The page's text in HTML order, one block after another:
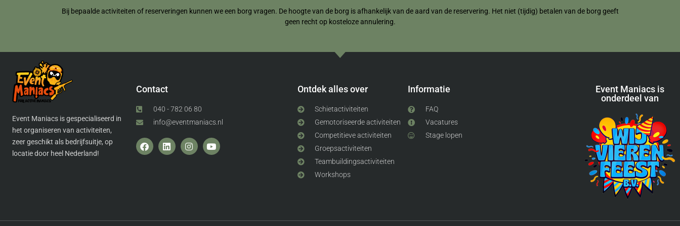
Bij bepaalde activiteiten of reserveringen kunnen we een borg vragen. De hoogte van de borg is afhankelijk van de aard van de reservering. Het niet (tijdig) betalen van de borg geeft
geen recht op kosteloze annulering.
Event Maniacs is gespecialiseerd in
het organiseren van activiteiten,
zeer geschikt als bedrijfsuitje, op
locatie door heel Nederland!
Contact
040 - 782 06 80
info@eventmaniacs.nl
Ontdek alles over
Schietactiviteiten
Gemotoriseerde activiteiten
Competitieve activiteiten
Groepsactiviteiten
Teambuildingsactiviteiten
Workshops
Informatie
FAQ
Vacatures
Stage lopen
Event Maniacs is
onderdeel van